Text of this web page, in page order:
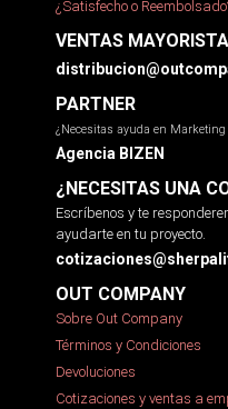
¿Satisfecho o
VENTAS
PARTNER
¿Necesitas ayuda en
Agencia BIZEN
¿NECESITAS UNA
Escríbenos y te
ayudarte en tu proyecto.
OUT COMPANY
Sobre Out Company
Términos y Condiciones
Devoluciones
Cotizaciones y ventas a